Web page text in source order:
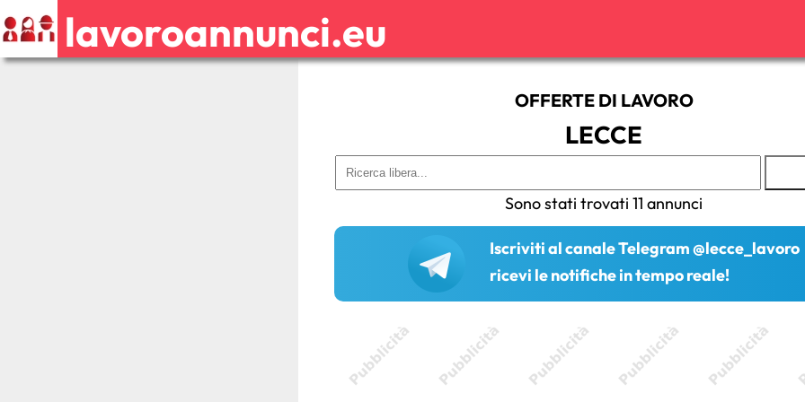
lavoroannunci.eu
OFFERTE DI LAVORO
LECCE
Sono stati trovati 11 annunci
Iscriviti al canale Telegram @lecce_lavoro
ricevi le notifiche in tempo reale!